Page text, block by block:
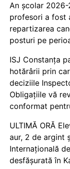
An școlar
profesori a fost
repartizarea
posturi pe
ISJ Constanța
hotărârii prin
deciziile
Obligațiile vă
conformat
ULTIMĂ ORĂ
aur, 2 de argint
Internațională
desfășurată în